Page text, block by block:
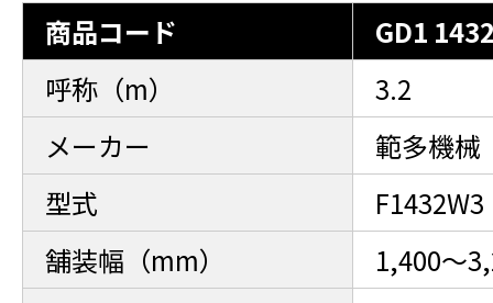
商品コード
GD1
呼称（m）
3.2
メーカー
範多機械
型式
F1432W3
舗装幅（mm）
1,400～